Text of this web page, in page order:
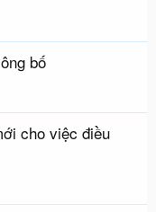
bố
cho việc điều